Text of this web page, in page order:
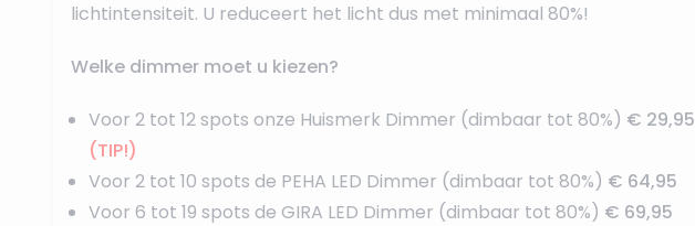
lichtintensiteit. U reduceert het licht dus met minimaal 80%!
Welke dimmer moet u kiezen?
Voor 2 tot 12 spots onze Huismerk Dimmer (dimbaar tot 80%) € 29,95
(TIP!)
Voor 2 tot 10 spots de PEHA LED Dimmer (dimbaar tot 80%) € 64,95
Voor 6 tot 19 spots de GIRA LED Dimmer (dimbaar tot 80%) € 69,95